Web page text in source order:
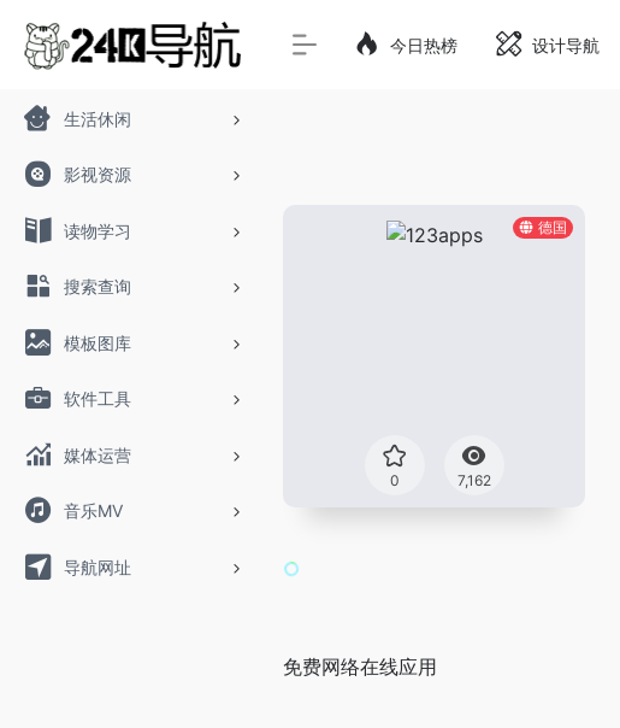
生活休闲
影视资源
读物学习
搜索查询
模板图库
软件工具
媒体运营
音乐MV
导航网址
今日热榜 设计导航
德国
0 7,162
免费网络在线应用